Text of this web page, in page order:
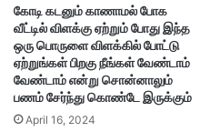
கோடி கடனும் காணாமல் போக
வீட்டில் விளக்கு ஏற்றும் போது இந்த
ஒரு பொருளை விளக்கில் போட்டு
ஏற்றுங்கள் பிறகு நீங்கள் வேண்டாம்
வேண்டாம் என்று சொன்னாலும்
பணம் சேர்ந்து கொண்டே இருக்கும்
April 16, 2024